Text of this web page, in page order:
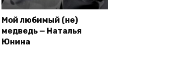
Мой любимый (не)
медведь — Наталья
Юнина